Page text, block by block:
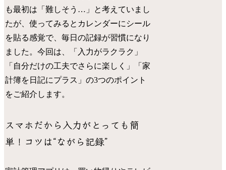
も最初は「難しそう…」と考えていまし
たが、使ってみるとカレンダーにシール
を貼る感覚で、毎日の記録が習慣になり
ました。今回は、「入力がラクラク」
「自分だけの工夫でさらに楽しく」「家
計簿を日記にプラス」の3つのポイント
をご紹介します。
スマホだから入力がとっても簡
単！コツは“ながら記録”